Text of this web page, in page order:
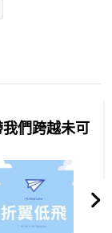
們跨越未可